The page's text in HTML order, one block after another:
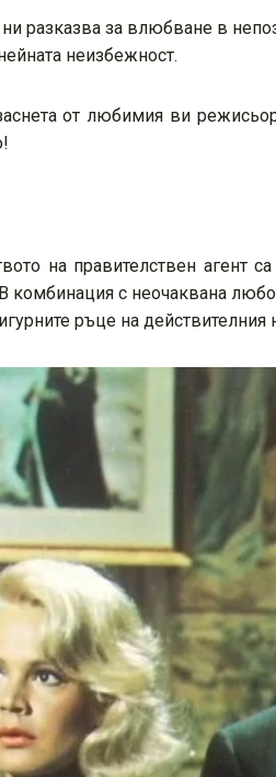
разказва за влюбване в
неизбежност.
от любимия ви
на правителствен агент
комбинация с неочаквана
ръце на действителния